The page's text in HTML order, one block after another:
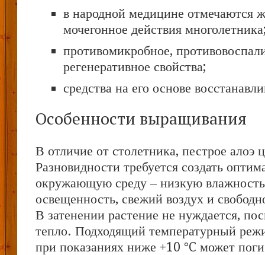
в народной медицине отмечаются
мочегонное действия
противомикробное,
регенеративное свойства;
средства на его основе
Особенности выращивания
В отличие от столетника, пестрое алоэ
Разновидности требуется создать
окружающую среду – низкую
освещенность, свежий воздух и
В затенении растение не нуждается,
тепло. Подходящий температурный
при показаниях ниже +10 °C может